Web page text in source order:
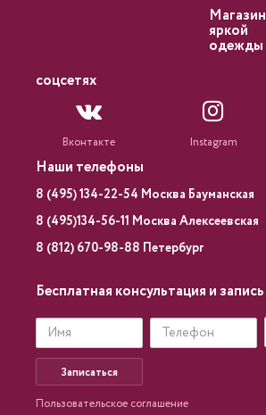
Магазин
яркой
одежды
соцсетях
Вконтакте Instagram
Наши телефоны
8 (495) 134-22-54 Москва Бауманская
8 (495)134-56-11 Москва Алексеевская
8 (812) 670-98-88 Петербург
Бесплатная консультация и запись
Записаться
Пользовательское соглашение